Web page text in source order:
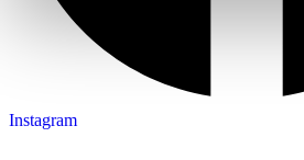
Instagram